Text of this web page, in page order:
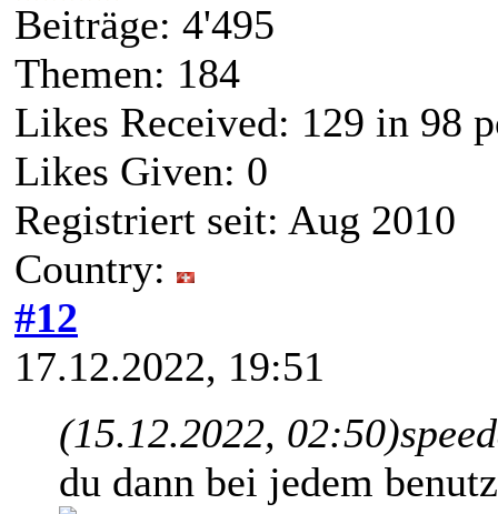
Beiträge: 4'495
Themen: 184
Likes Received: 129 in 98
Likes Given: 0
Registriert seit: Aug 2010
Country:
#12
17.12.2022, 19:51
(15.12.2022, 02:50)
du dann bei jedem